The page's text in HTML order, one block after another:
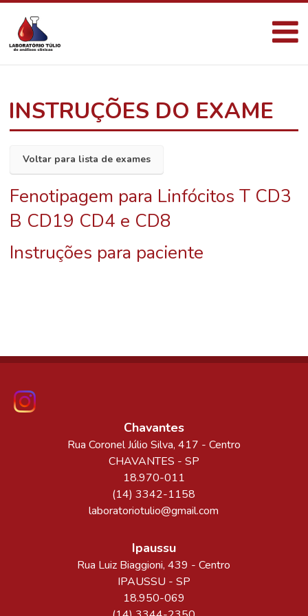
INSTRUÇÕES DO EXAME
Voltar para lista de exames
Fenotipagem para Linfócitos T CD3
B CD19 CD4 e CD8
Instruções para paciente
Chavantes
Rua Coronel Júlio Silva, 417 - Centro
CHAVANTES - SP
18.970-011
(14) 3342-1158
laboratoriotulio@gmail.com
Ipaussu
Rua Luiz Biaggioni, 439 - Centro
IPAUSSU - SP
18.950-069